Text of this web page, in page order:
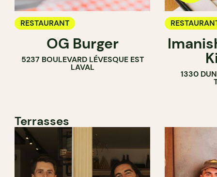
RESTAURANT
OG Burger
5237 BOULEVARD LÉVESQUE EST
LAVAL
1330
Terrasses